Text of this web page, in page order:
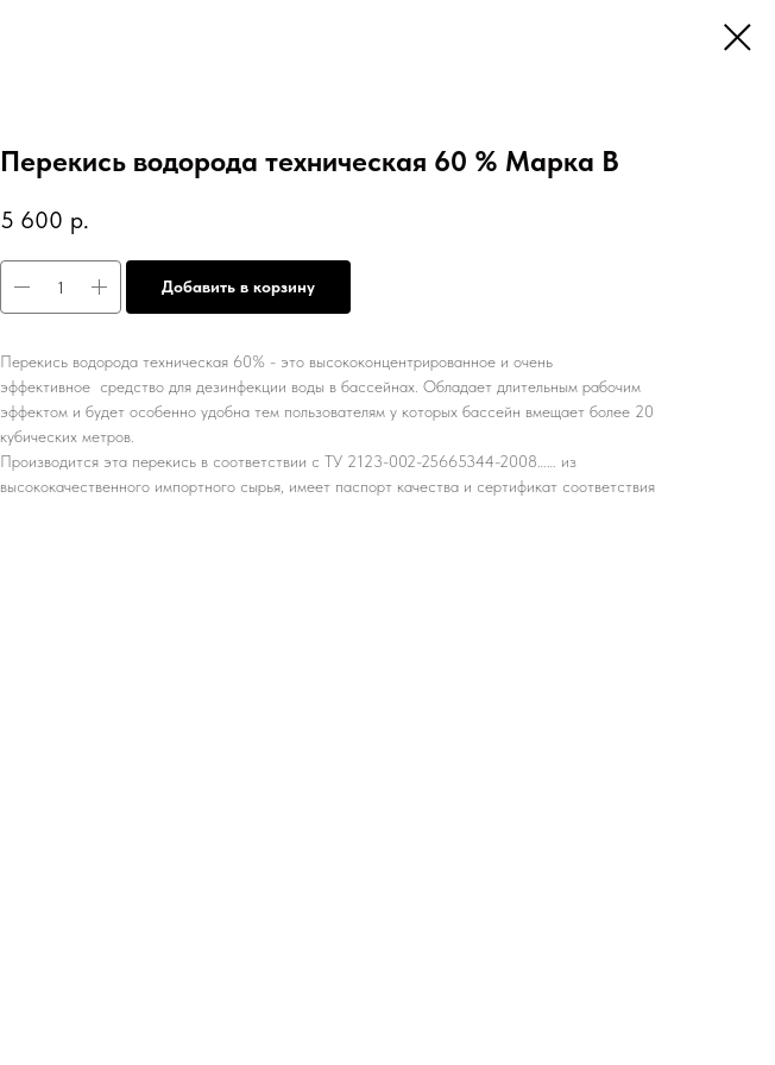
Перекись водорода техническая 60 % Марка В
5 600 р.
Добавить в корзину
Перекись водорода техническая 60% - это высококонцентрированное и очень
эффективное средство для дезинфекции воды в бассейнах. Обладает длительным рабочим
эффектом и будет особенно удобна тем пользователям у которых бассейн вмещает более 20
кубических метров.
Производится эта перекись в соответствии с ТУ 2123-002-25665344-2008…… из
высококачественного импортного сырья, имеет паспорт качества и сертификат соответствия